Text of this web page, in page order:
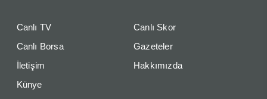
Canlı TV
Canlı Skor
Canlı Borsa
Gazeteler
İletişim
Hakkımızda
Künye